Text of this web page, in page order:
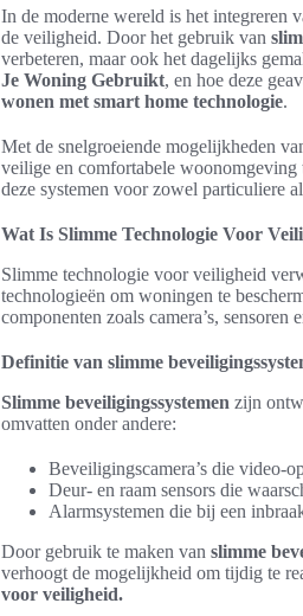
In de moderne wereld is het integreren
de veiligheid. Door het gebruik van
verbeteren, maar ook het dagelijks
Je Woning Gebruikt, en hoe deze
wonen met smart home technologie.
Met de snelgroeiende mogelijkheden
veilige en comfortabele woonomgeving
deze systemen voor zowel particuliere
Wat Is Slimme Technologie Voor
Slimme technologie voor veiligheid
technologieën om woningen te
componenten zoals camera’s,
Definitie van slimme
Slimme beveiligingssystemen zijn
omvatten onder andere:
Beveiligingscamera’s die video-
Deur- en raam sensors die
Alarmsystemen die bij een
Door gebruik te maken van slimme
verhoogt de mogelijkheid om tijdig te
voor veiligheid.